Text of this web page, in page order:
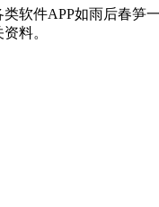
软件APP如雨后春笋
料。